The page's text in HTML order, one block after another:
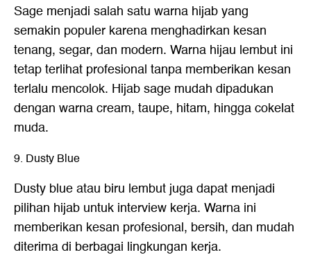
Sage menjadi salah satu warna hijab yang
semakin populer karena menghadirkan kesan
tenang, segar, dan modern. Warna hijau lembut ini
tetap terlihat profesional tanpa memberikan kesan
terlalu mencolok. Hijab sage mudah dipadukan
dengan warna cream, taupe, hitam, hingga cokelat
muda.
9. Dusty Blue
Dusty blue atau biru lembut juga dapat menjadi
pilihan hijab untuk interview kerja. Warna ini
memberikan kesan profesional, bersih, dan mudah
diterima di berbagai lingkungan kerja.